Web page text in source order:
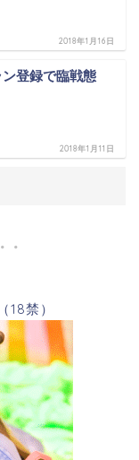
2018年1月16日
登録で臨戦態
2018年1月11日
禁）